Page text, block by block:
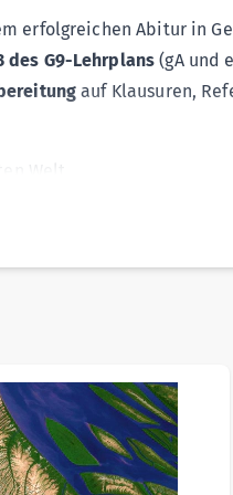
erfolgreichen Abitur in
des G9-Lehrplans (gA und
auf Klausuren,
Welt
Kontrolledes Lernerfolgs
sich optimal